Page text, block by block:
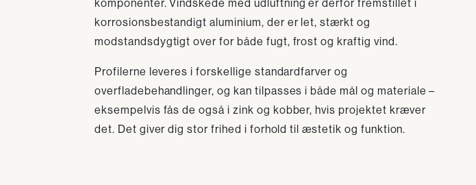
komponenter. Vindskede med udluftning er derfor fremstillet i
korrosionsbestandigt aluminium, der er let, stærkt og
modstandsdygtigt over for både fugt, frost og kraftig vind.
Profilerne leveres i forskellige standardfarver og
overfladebehandlinger, og kan tilpasses i både mål og materiale –
eksempelvis fås de også i zink og kobber, hvis projektet kræver
det. Det giver dig stor frihed i forhold til æstetik og funktion.